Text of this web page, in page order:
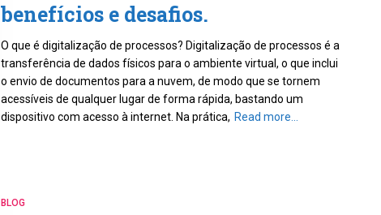
benefícios e desafios.
O que é digitalização de processos? Digitalização de processos é a
transferência de dados físicos para o ambiente virtual, o que inclui
o envio de documentos para a nuvem, de modo que se tornem
acessíveis de qualquer lugar de forma rápida, bastando um
dispositivo com acesso à internet. Na prática, Read more…
BLOG